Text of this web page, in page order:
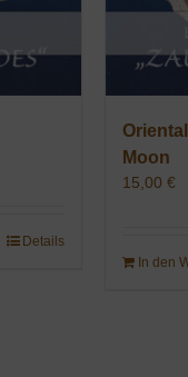
Details
Moon
15,00 €
In den